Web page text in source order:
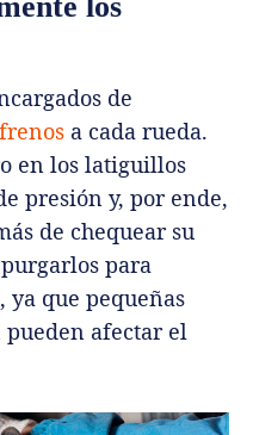
de
a cada rueda.
en los latiguillos
presión y, por ende,
de chequear su
para
que pequeñas
afectar el